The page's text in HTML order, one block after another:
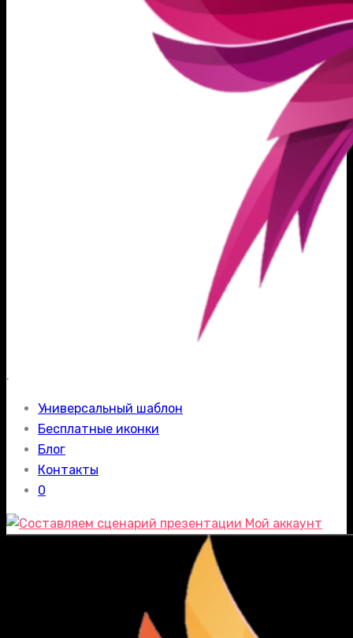
.
Универсальный шаблон
Бесплатные иконки
Блог
Контакты
0
Мой аккаунт